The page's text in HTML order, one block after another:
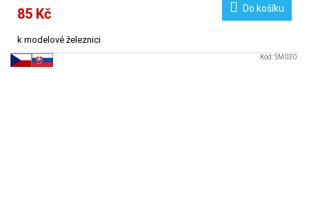
85 Kč Do košíku
k modelové železnici
Kód:SM030